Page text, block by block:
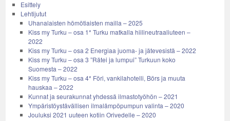
Esittely
Lehtijutut
Uhanalaisten hömötiaisten mailla – 2025
Kiss my Turku – osa 1* Turku matkalla hiilineutraaliuteen –
2022
Kiss my Turku – osa 2 Energiaa juoma- ja jätevesistä – 2022
Kiss my Turku – osa 3 ”Rätei ja lumpui” Turkuun koko
Suomesta – 2022
Kiss my Turku – osa 4* Föri, vankilahotelli, Börs ja muuta
hauskaa – 2022
Kunnat ja seurakunnat yhdessä ilmastotyöhön – 2021
Ympäristöystävällisen ilmalämpöpumpun valinta – 2020
Jouluksi 2021 uuteen kotiin Orivedelle – 2020